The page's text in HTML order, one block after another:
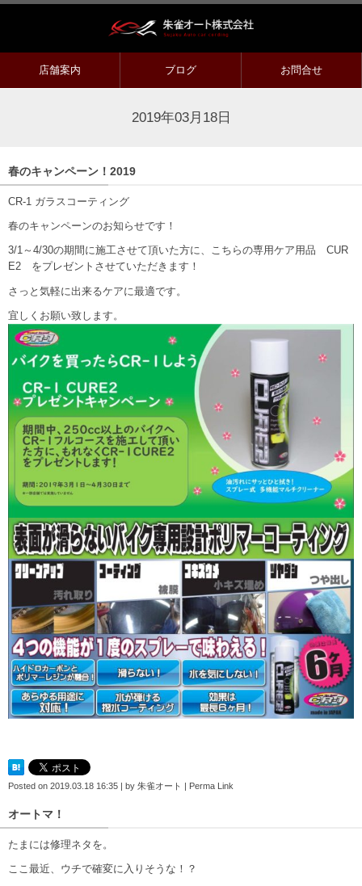
店舗案内 ブログ お問合せ
2019年03月18日
春のキャンペーン！2019
CR-1 ガラスコーティング
春のキャンペーンのお知らせです！
3/1～4/30の期間に施工させて頂いた方に、こちらの専用ケア用品 CUR
E2 をプレゼントさせていただきます！
さっと気軽に出来るケアに最適です。
宜しくお願い致します。
Posted on 2019.03.18 16:35 | by 朱雀オート | Perma Link
オートマ！
たまには修理ネタを。
ここ最近、ウチで確変に入りそうな！？